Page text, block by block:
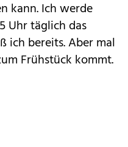
kann. Ich werde
Uhr täglich das
ich bereits. Aber mal
Frühstück kommt.